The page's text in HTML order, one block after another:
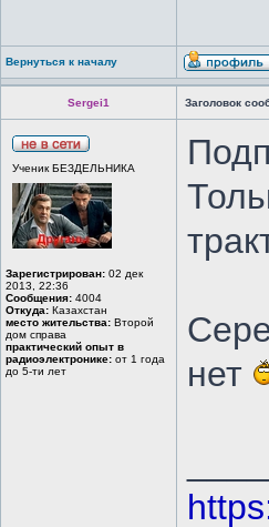
Вернуться к началу
Sergei1 Заголовок
Ученик БЕЗДЕЛЬНИКА
Зарегистрирован: 02 дек
2013, 22:36
Сообщения: 4004
Откуда: Казахстан
место жительства: Второй
дом справа
практический опыт в
радиоэлектронике: от 1 года
до 5-ти лет
нет